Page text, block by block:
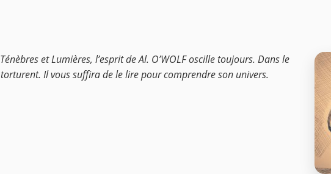
et Lumières, l’esprit de Al. O’WOLF oscille toujours. Dans le
Il vous suffira de le lire pour comprendre son univers.